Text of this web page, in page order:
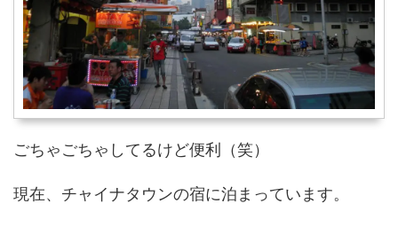
ごちゃごちゃしてるけど便利（笑）
現在、チャイナタウンの宿に泊まっています。